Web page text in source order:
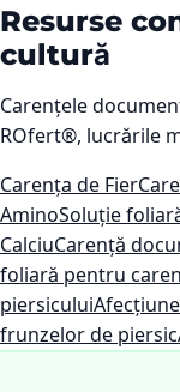
Resurse
cultură
Carențele
ROfert®, lucrările
Carența de Fier
AminoSoluție
CalciuCarență
foliară pentru
piersicului
frunzelor de piersic